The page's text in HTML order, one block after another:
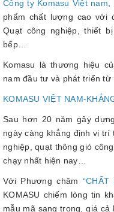
Công ty Komasu Việt nam
phẩm chất lượng cao với
Quạt công nghiệp, thiết
bếp…
Komasu là thương hiệu
nam đầu tư và phát triển từ
KOMASU VIỆT NAM-
Sau hơn 20 năm gây
ngày càng khẳng định vị
nghiệp, quạt thông gió
chạy nhất hiện nay…
Với Phương châm
KOMASU chiếm lòng tin
mẫu mã sang trọng, giá